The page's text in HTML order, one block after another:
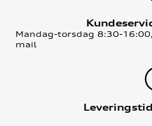
Mandag-torsdag 8:30-
mail